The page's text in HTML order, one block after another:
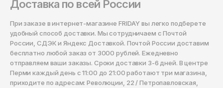
Доставка по всей России
При заказе в интернет-магазине FRIDAY вы легко подберете
удобный способ доставки. Мы сотрудничаем с Почтой
России, СДЭК и Яндекс Доставкой. Почтой России доставим
бесплатно любой заказ от 3000 рублей. Ежедневно
отправляем ваши заказы. Сроки доставки 3-6 дней. В центре
Перми каждый день с 11:00 до 21:00 работают три магазина,
приходите по адресам: Революции, 22 / Петропавловская,